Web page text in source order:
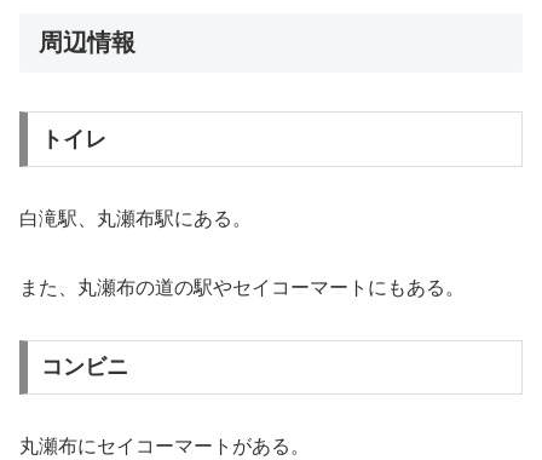
周辺情報
トイレ
白滝駅、丸瀬布駅にある。
また、丸瀬布の道の駅やセイコーマートにもある。
コンビニ
丸瀬布にセイコーマートがある。